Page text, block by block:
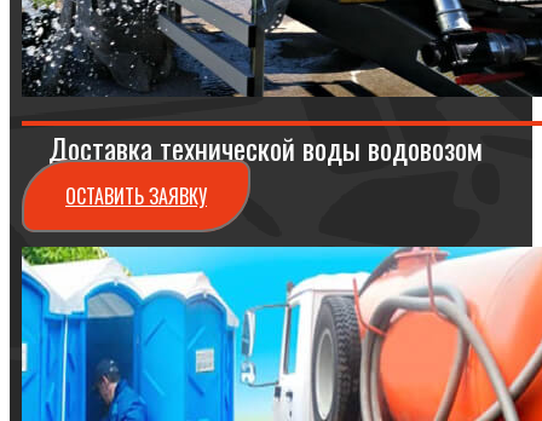
Доставка технической воды водовозом
ОСТАВИТЬ ЗАЯВКУ